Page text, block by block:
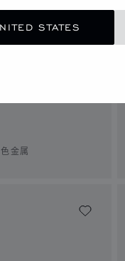
STATES
金属